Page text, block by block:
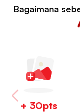
Bagaimana
+ 30pts